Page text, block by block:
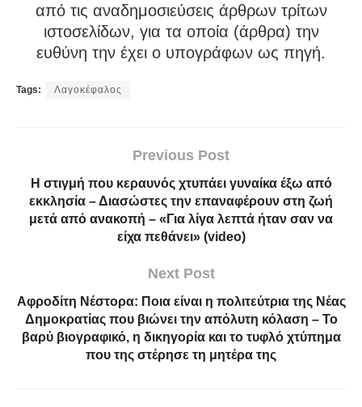
από τις αναδημοσιεύσεις άρθρων τρίτων
ιστοσελίδων, για τα οποία (άρθρα) την
ευθύνη την έχει ο υπογράφων ως πηγή.
Tags: Λαγοκέφαλος
Previous Post
Η στιγμή που κεραυνός χτυπάει γυναίκα έξω από
εκκλησία – Διασώστες την επαναφέρουν στη ζωή
μετά από ανακοπή – «Για λίγα λεπτά ήταν σαν να
είχα πεθάνει» (video)
Next Post
Αφροδίτη Νέστορα: Ποια είναι η πολιτεύτρια της Νέας
Δημοκρατίας που βιώνει την απόλυτη κόλαση – Το
βαρύ βιογραφικό, η δικηγορία και το τυφλό χτύπημα
που της στέρησε τη μητέρα της